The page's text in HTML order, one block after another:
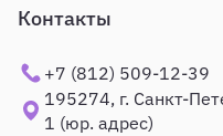
Контакты
+7 (812) 509-12-39
195274, г. Санкт-
1 (юр. адрес)